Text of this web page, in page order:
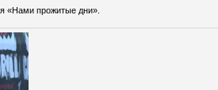
«Нами прожитые дни».